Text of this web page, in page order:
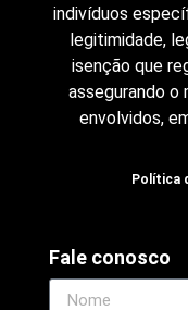
indivíduos
legitimidade,
isenção que
assegurando
envolvidos,
Política
Fale conosco